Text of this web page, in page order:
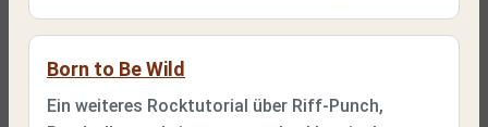
Born to Be Wild
Ein weiteres Rocktutorial über Riff-Punch,